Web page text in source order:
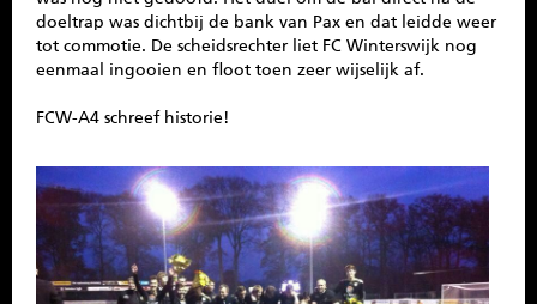
doeltrap was dichtbij de bank van Pax en dat leidde weer
tot commotie. De scheidsrechter liet FC Winterswijk nog
eenmaal ingooien en floot toen zeer wijselijk af.
FCW-A4 schreef historie!